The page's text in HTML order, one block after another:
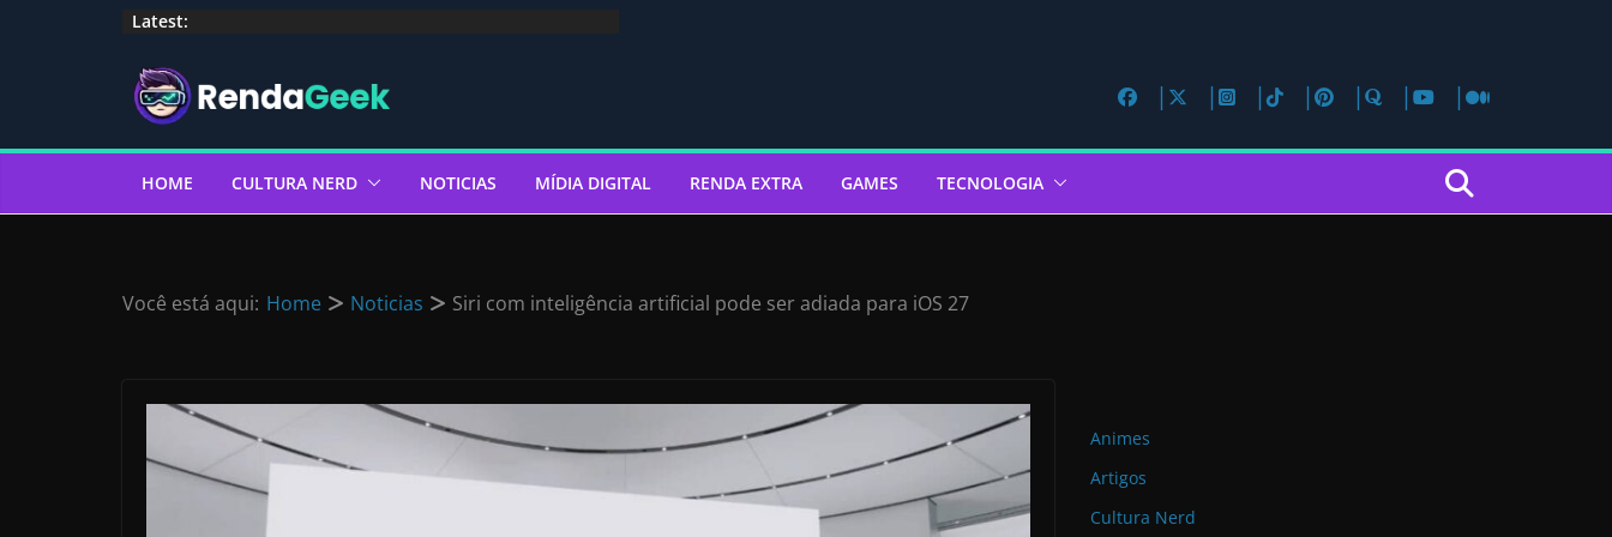
Latest:
HOME CULTURA NERD NOTICIAS MÍDIA DIGITAL RENDA EXTRA GAMES TECNOLOGIA
Você está aqui: Home Noticias Siri com inteligência artificial pode ser adiada para iOS 27
Animes
Artigos
Cultura Nerd